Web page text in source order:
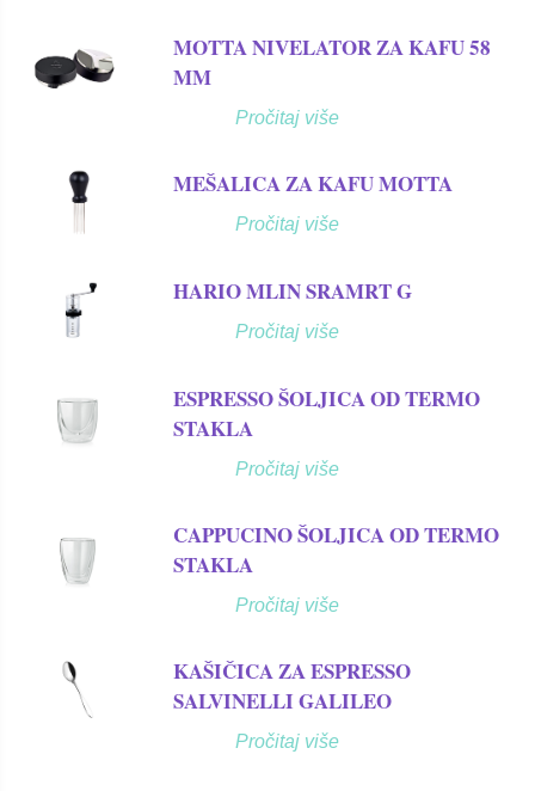
MOTTA NIVELATOR ZA KAFU 58
MM
Pročitaj više
MEŠALICA ZA KAFU MOTTA
Pročitaj više
HARIO MLIN SRAMRT G
Pročitaj više
ESPRESSO ŠOLJICA OD TERMO
STAKLA
Pročitaj više
CAPPUCINO ŠOLJICA OD TERMO
STAKLA
Pročitaj više
KAŠIČICA ZA ESPRESSO
SALVINELLI GALILEO
Pročitaj više